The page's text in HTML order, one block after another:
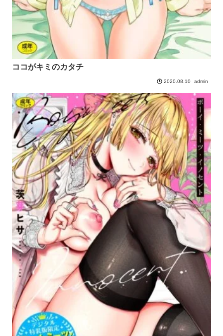
ココがキミのカタチ
2020.08.10 admin